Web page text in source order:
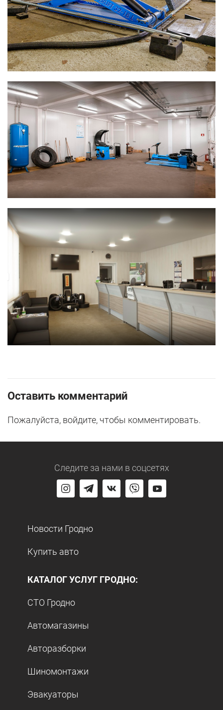
Оставить комментарий
Пожалуйста, войдите, чтобы комментировать.
Следите за нами в соцсетях
Новости Гродно
Купить авто
КАТАЛОГ УСЛУГ ГРОДНО:
СТО Гродно
Автомагазины
Авторазборки
Шиномонтажи
Эвакуаторы